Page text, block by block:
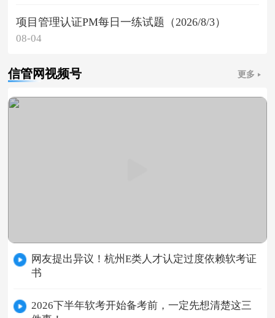
项目管理认证PM每日一练试题（2026/8/3）
08-04
信管网视频号 更多
网友提出异议！杭州E类人才认定过度依赖软考证
书
2026下半年软考开始备考前，一定先想清楚这三